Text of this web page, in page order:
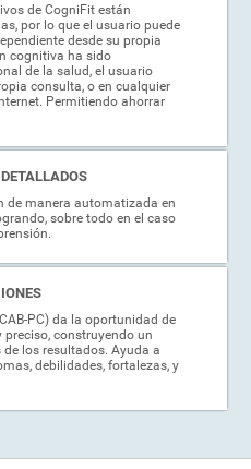
de CogniFit están
por lo que el usuario puede
desde su propia
cognitiva ha sido
de la salud, el usuario
consulta, o en cualquier
Permitiendo ahorrar
de manera automatizada en
sobre todo en el caso
PC) da la oportunidad de
construyendo un
los resultados. Ayuda a
debilidades, fortalezas, y